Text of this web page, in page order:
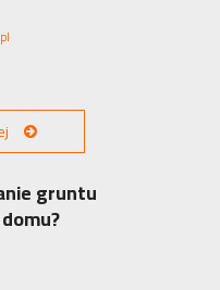
gruntu